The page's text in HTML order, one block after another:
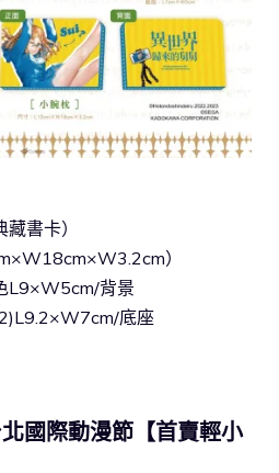
書卡）
）
L9×W5cm/背景
底座
國際動漫節【首賣輕小